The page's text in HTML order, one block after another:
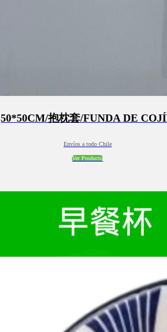
50*50CM/抱枕套/FUNDA DE
Envíos a todo Chile
Ver Producto